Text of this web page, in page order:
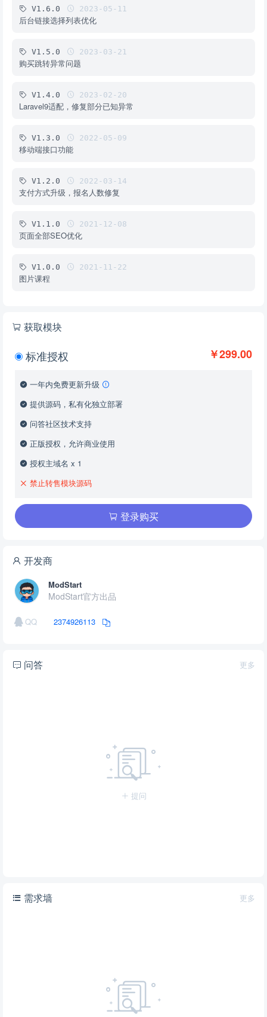
V1.6.0 2023-05-11
后台链接选择列表优化
V1.5.0 2023-03-21
购买跳转异常问题
V1.4.0 2023-02-20
Laravel9适配，修复部分已知异常
V1.3.0 2022-05-09
移动端接口功能
V1.2.0 2022-03-14
支付方式升级，报名人数修复
V1.1.0 2021-12-08
页面全部SEO优化
V1.0.0 2021-11-22
图片课程
获取模块
￥299.00
标准授权
一年内免费更新升级
提供源码，私有化独立部署
问答社区技术支持
正版授权，允许商业使用
授权主域名 x 1
禁止转售模块源码
登录购买
开发商
ModStart
ModStart官方出品
QQ 2374926113
更多
问答
提问
更多
需求墙